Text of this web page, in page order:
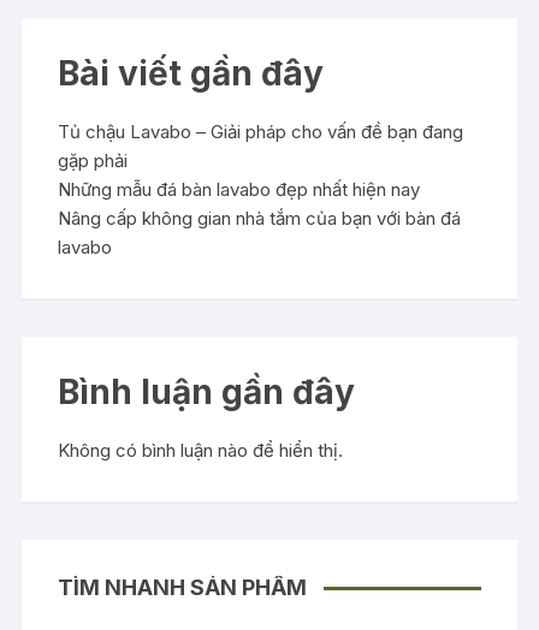
Bài viết gần đây
Tủ chậu Lavabo – Giải pháp cho vấn đề bạn đang
gặp phải
Những mẫu đá bàn lavabo đẹp nhất hiện nay
Nâng cấp không gian nhà tắm của bạn với bàn đá
lavabo
Bình luận gần đây
Không có bình luận nào để hiển thị.
TÌM NHANH SẢN PHẨM